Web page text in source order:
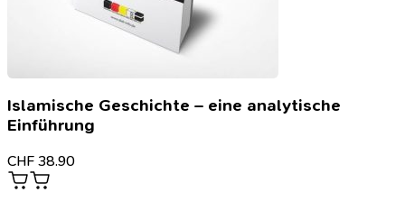
Islamische Geschichte – eine analytische
Einführung
CHF 38.90